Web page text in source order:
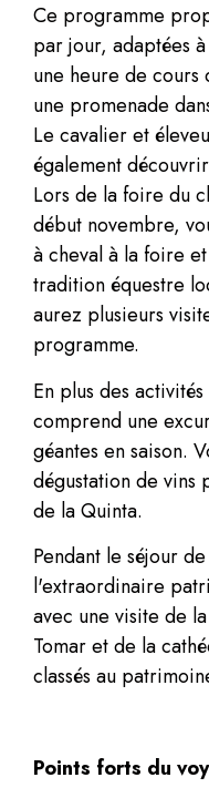
Ce programme
par jour, adaptées
une heure de cours
une promenade
Le cavalier et
également
Lors de la foire du
début novembre,
à cheval à la foire
tradition équestre
aurez plusieurs
programme.
En plus des
comprend une
géantes en saison.
dégustation de vins
de la Quinta.
Pendant le séjour
l'extraordinaire
avec une visite de
Tomar et de la
classés au
Points forts du